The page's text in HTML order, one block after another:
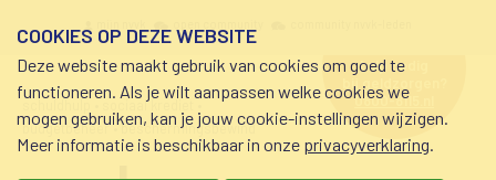
schuldhulp • sociaal krediet •
budgetbeheer • beschermingsbewind
hulp nodig
bij geldzorgen?
0800-8115.nl
COOKIES OP DEZE WEBSITE
Deze website maakt gebruik van cookies om goed te
functioneren. Als je wilt aanpassen welke cookies we
mogen gebruiken, kan je jouw cookie-instellingen wijzigen.
Meer informatie is beschikbaar in onze privacyverklaring.